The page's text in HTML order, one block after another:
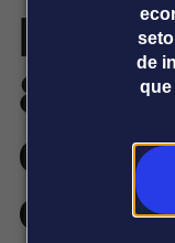
de
que
Plataformas
Broadcast
Sobre nós
Prêmio
Analistas
Agências de
comunicação
80%
em